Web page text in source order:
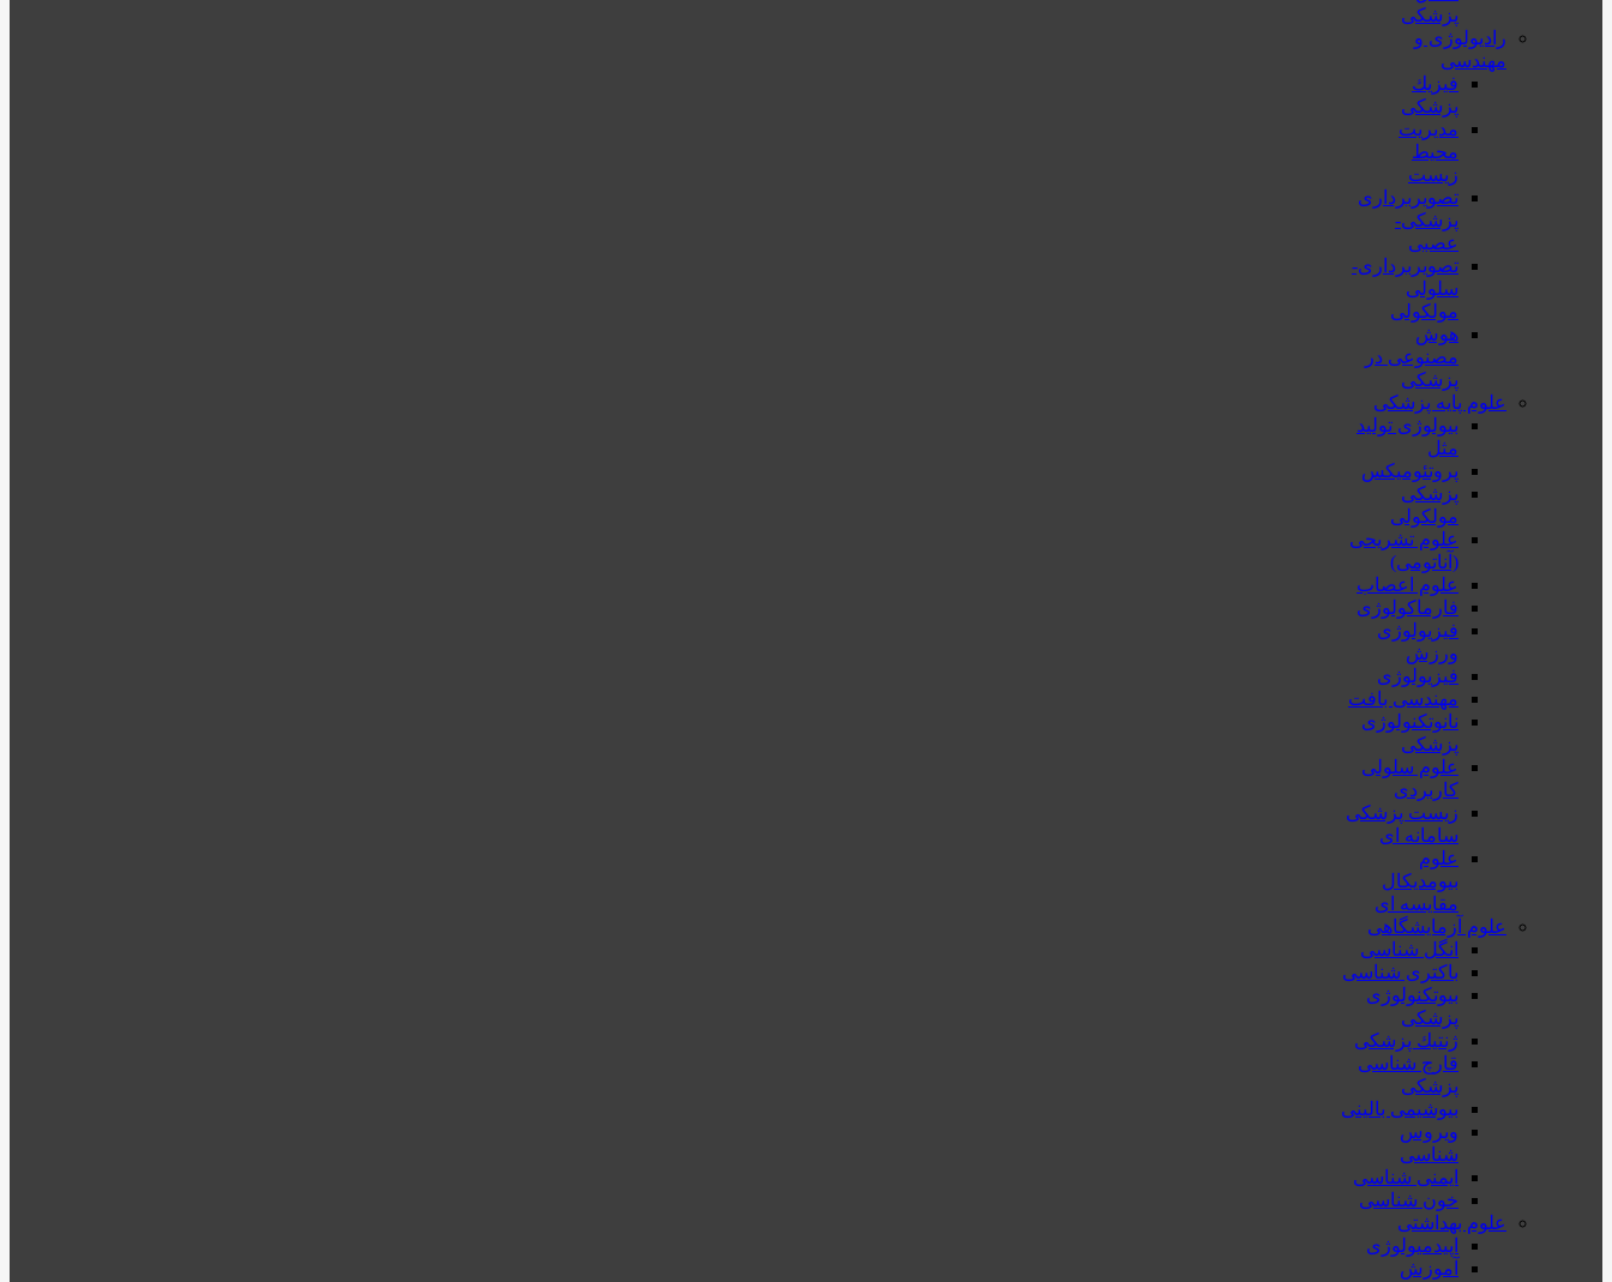
پزشکی
رادیولوژی و
مهندسی
فيزيك
پزشکی
مدیریت
محیط
زیست
تصویربرداری
پزشکی-
عصبی
تصویربرداری-
سلولی
مولکولی
هوش
مصنوعی در
پزشکی
علوم پایه پزشکی
بیولوژی تولید
مثل
پروتئومیکس
پزشکی
مولکولی
علوم تشریحی
(آناتومی)
علوم اعصاب
فارماکولوژی
فیزیولوژی
ورزش
فیزیولوژی
مهندسی بافت
نانوتکنولوژی
پزشکی
علوم سلولی
کاربردی
زیست پزشکی
سامانه ای
علوم
بیومدیکال
مقایسه ای
علوم آزمایشگاهی
انگل شناسی
باکتری شناسی
بیوتکنولوژی
پزشکی
ژنتيك پزشکی
قارچ شناسی
پزشكی
بیوشیمی بالینی
ویروس
شناسی
ایمنی شناسی
خون شناسی
علوم بهداشتی
اپیدمیولوژی
آموزش